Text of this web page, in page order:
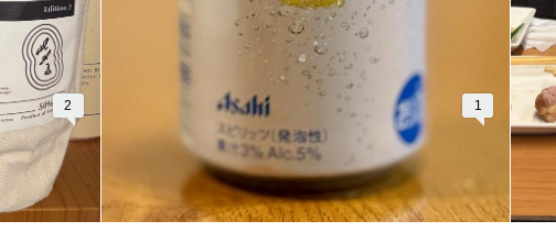
2 1